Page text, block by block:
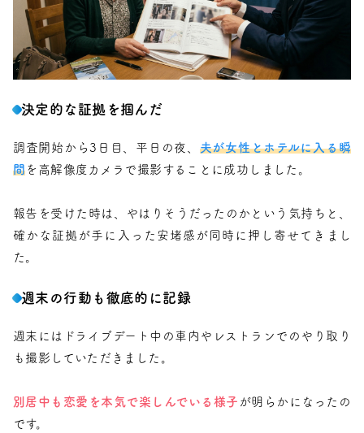
決定的な証拠を掴んだ
調査開始から3日目、平日の夜、 夫が女性とホテルに入る瞬
間 を高解像度カメラで撮影することに成功しました。
報告を受けた時は、やはりそうだったのかという気持ちと、
確かな証拠が手に入った安堵感が同時に押し寄せてきまし
た。
週末の行動も徹底的に記録
週末にはドライブデート中の車内やレストランでのやり取り
も撮影していただきました。
別居中も恋愛を本気で楽しんでいる様子 が明らかになったの
です。